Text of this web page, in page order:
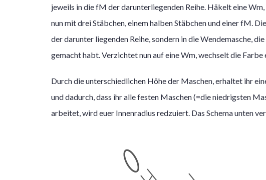
jeweils in die fM der darunterliegenden Reihe. Häkelt eine
nun mit drei Stäbchen, einem halben Stäbchen und einer fM.
der darunter liegenden Reihe, sondern in die Wendemasche,
gemacht habt. Verzichtet nun auf eine Wm, wechselt die
Durch die unterschiedlichen Höhe der Maschen, erhaltet ihr
und dadurch, dass ihr alle festen Maschen (=die niedrigsten
arbeitet, wird euer Innenradius redzuiert. Das Schema unten